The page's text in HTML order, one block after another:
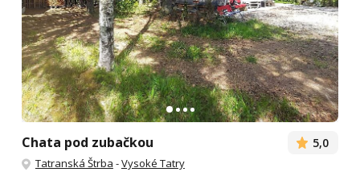
Chata pod zubačkou 5,0
Tatranská Štrba -Vysoké Tatry